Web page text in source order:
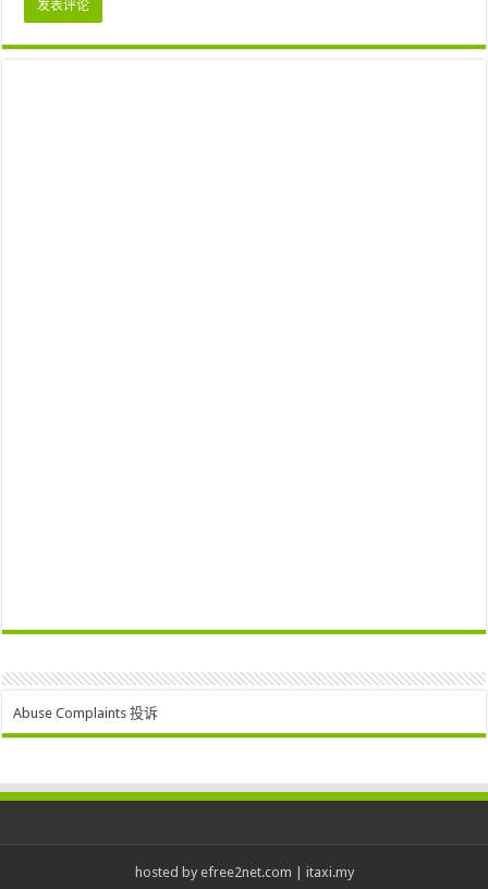
Abuse Complaints 投诉
hosted by efree2net.com itaxi.my